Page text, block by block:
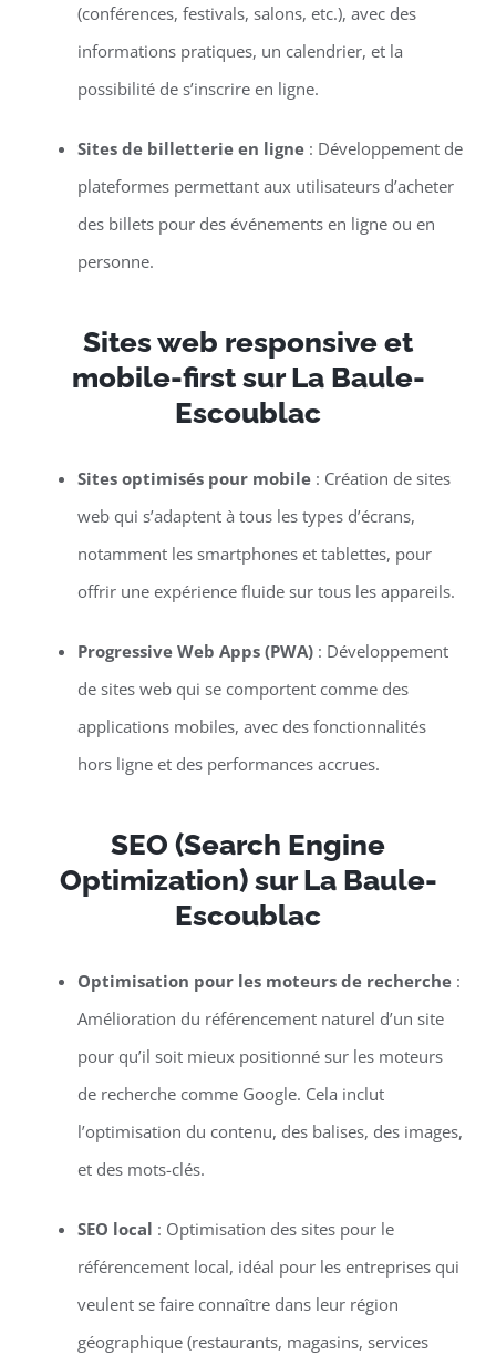
(conférences, festivals, salons, etc.), avec des
informations pratiques, un calendrier, et la
possibilité de s’inscrire en ligne.
Sites de billetterie en ligne: Développement de
plateformes permettant aux utilisateurs d’acheter
des billets pour des événements en ligne ou en
personne.
Sites web responsive et
mobile-first sur La Baule-
Escoublac
Sites optimisés pour mobile: Création de sites
web qui s’adaptent à tous les types d’écrans,
notamment les smartphones et tablettes, pour
offrir une expérience fluide sur tous les appareils.
Progressive Web Apps (PWA): Développement
de sites web qui se comportent comme des
applications mobiles, avec des fonctionnalités
hors ligne et des performances accrues.
SEO (Search Engine
Optimization) sur La Baule-
Escoublac
Optimisation pour les moteurs de recherche:
Amélioration du référencement naturel d’un site
pour qu’il soit mieux positionné sur les moteurs
de recherche comme Google. Cela inclut
l’optimisation du contenu, des balises, des images,
et des mots-clés.
SEO local : Optimisation des sites pour le
référencement local, idéal pour les entreprises qui
veulent se faire connaître dans leur région
géographique (restaurants, magasins, services